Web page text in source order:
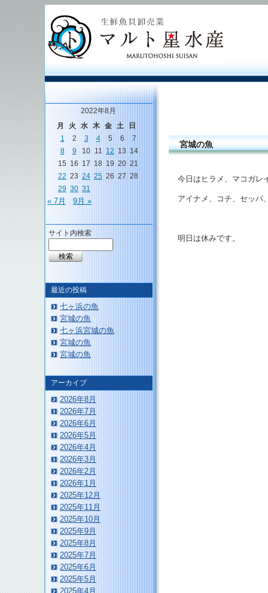
宮城の魚
今日はヒラメ、マコガレ
アイナメ、コチ、セッパ
明日は休みです。
2022年8月
月
火 水 木 金 土
日
1
2 3 4 5 6
7
8
9 10 11 12 13 14
15 16 17 18 19 20 21
22 23 24 25 26 27 28
29 30 31
« 7月 9月 »
サイト内検索
最近の投稿
七ヶ浜の魚
宮城の魚
七ヶ浜宮城の魚
宮城の魚
宮城の魚
アーカイブ
2026年8月
2026年7月
2026年6月
2026年5月
2026年4月
2026年3月
2026年2月
2026年1月
2025年12月
2025年11月
2025年10月
2025年9月
2025年8月
2025年7月
2025年6月
2025年5月
2025年4月